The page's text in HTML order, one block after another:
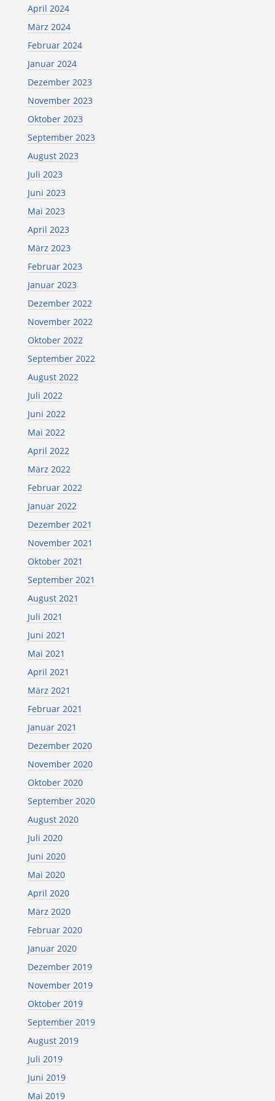
April 2024
März 2024
Februar 2024
Januar 2024
Dezember 2023
November 2023
Oktober 2023
September 2023
August 2023
Juli 2023
Juni 2023
Mai 2023
April 2023
März 2023
Februar 2023
Januar 2023
Dezember 2022
November 2022
Oktober 2022
September 2022
August 2022
Juli 2022
Juni 2022
Mai 2022
April 2022
März 2022
Februar 2022
Januar 2022
Dezember 2021
November 2021
Oktober 2021
September 2021
August 2021
Juli 2021
Juni 2021
Mai 2021
April 2021
März 2021
Februar 2021
Januar 2021
Dezember 2020
November 2020
Oktober 2020
September 2020
August 2020
Juli 2020
Juni 2020
Mai 2020
April 2020
März 2020
Februar 2020
Januar 2020
Dezember 2019
November 2019
Oktober 2019
September 2019
August 2019
Juli 2019
Juni 2019
Mai 2019